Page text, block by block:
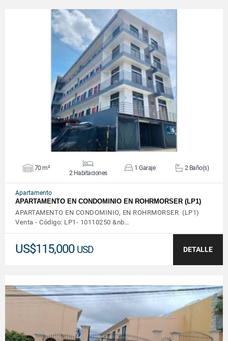
VER DETALLES
70 m²
2 Habitaciones
1 Garaje 2 Baño(s)
Apartamento
APARTAMENTO EN CONDOMINIO EN ROHRMORSER (LP1)
APARTAMENTO EN CONDOMINIO, EN ROHRMORSER (LP1)
Venta - Código: LP1- 10110250 &nb…
US$115,000 USD DETALLE